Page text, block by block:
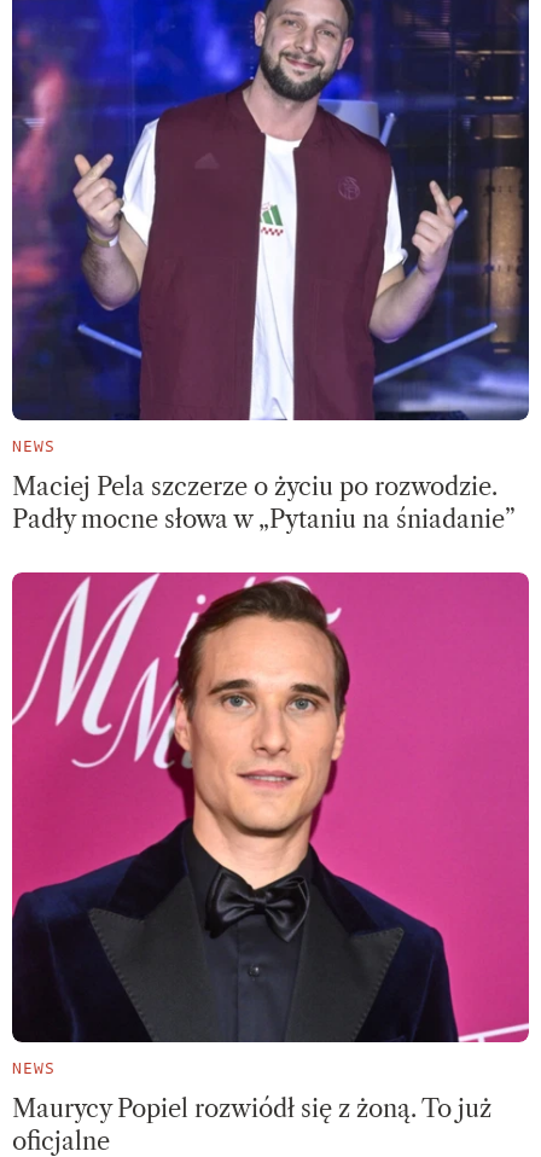
NEWS
Maciej Pela szczerze o życiu po rozwodzie.
Padły mocne słowa w „Pytaniu na śniadanie”
NEWS
Maurycy Popiel rozwiódł się z żoną. To już
oficjalne